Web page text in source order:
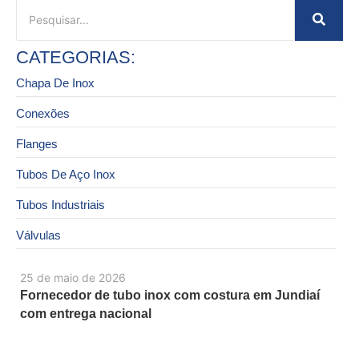
25 de maio de 2026
Fornecedor de tubo inox com costura em Jundiaí
com entrega nacional
CATEGORIAS:
Chapa De Inox
Conexões
Flanges
Tubos De Aço Inox
Tubos Industriais
Válvulas